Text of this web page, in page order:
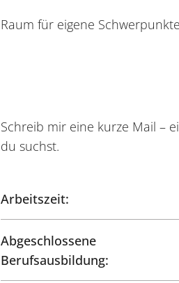
Raum für eigene
Schreib mir eine kurze Mail –
du suchst.
Arbeitszeit:
Abgeschlossene
Berufsausbildung: